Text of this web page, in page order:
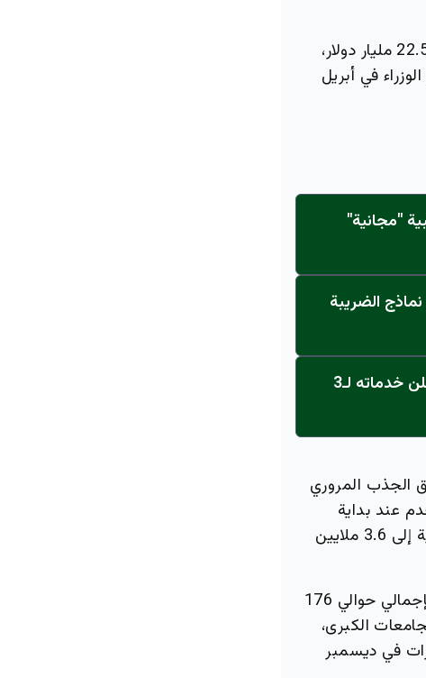
ويمثل مشروع قطار الرياض، أو مترو الرياض، استثماراً ضخماً بلغت عقوده 22.5 مليار دولار،
في أبريل
"مجانية"
الضريبة
عاجل: القناة تنطلق... مركز أورام الجامعة يحصل على الاعتماد النهائي ويعلن خدماته لـ3
الجذب المروري
عند بداية
التشغيل نحو 1.2 مليون راكب، مع توقعات بأن تزيد هذه الطاقة الاستيعابية إلى 3.6 ملايين
ويتوزع مسار المترو على 6 مسارات بألوان متفق عليها عالمياً، يبلغ طولها الإجمالي حوالي 176
الكبرى،
في ديسمبر